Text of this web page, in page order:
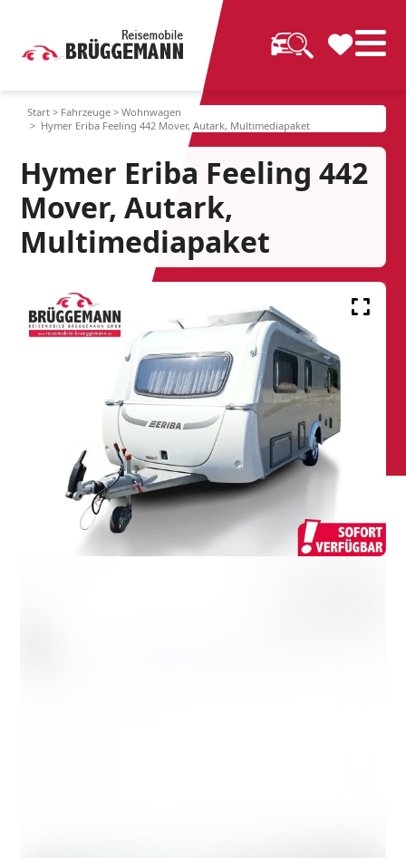
Start > Fahrzeuge >Wohnwagen
> Hymer Eriba Feeling 442 Mover, Autark, Multimediapaket
Hymer Eriba Feeling 442
Mover, Autark,
Multimediapaket